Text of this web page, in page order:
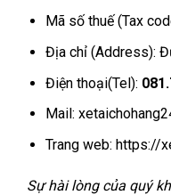
Mã số thuế (Tax
Địa chỉ (Address):
Điện thoại(Tel):
Mail:
Trang web: https://
Sự hài lòng của quý